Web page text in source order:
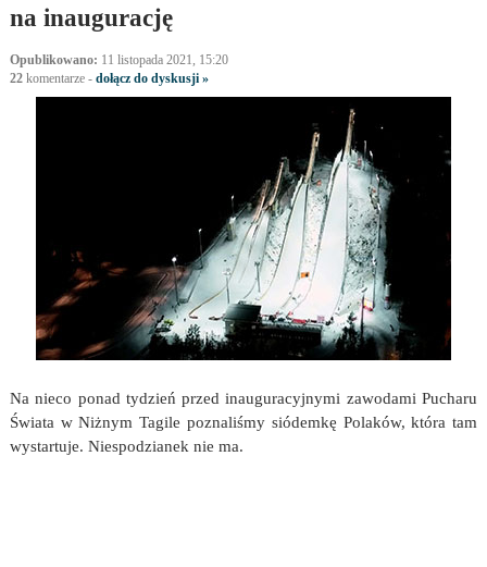
na inaugurację
Opublikowano: 11 listopada 2021, 15:20
22komentarze- dołącz do dyskusji »
Na nieco ponad tydzień przed inauguracyjnymi zawodami Pucharu
Świata w Niżnym Tagile poznaliśmy siódemkę Polaków, która tam
wystartuje. Niespodzianek nie ma.